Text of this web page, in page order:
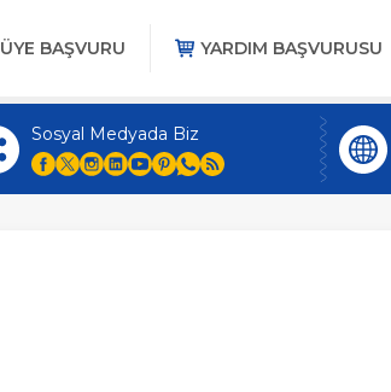
ÜYE BAŞVURU YARDIM BAŞVURUSU
Sosyal Medyada Biz